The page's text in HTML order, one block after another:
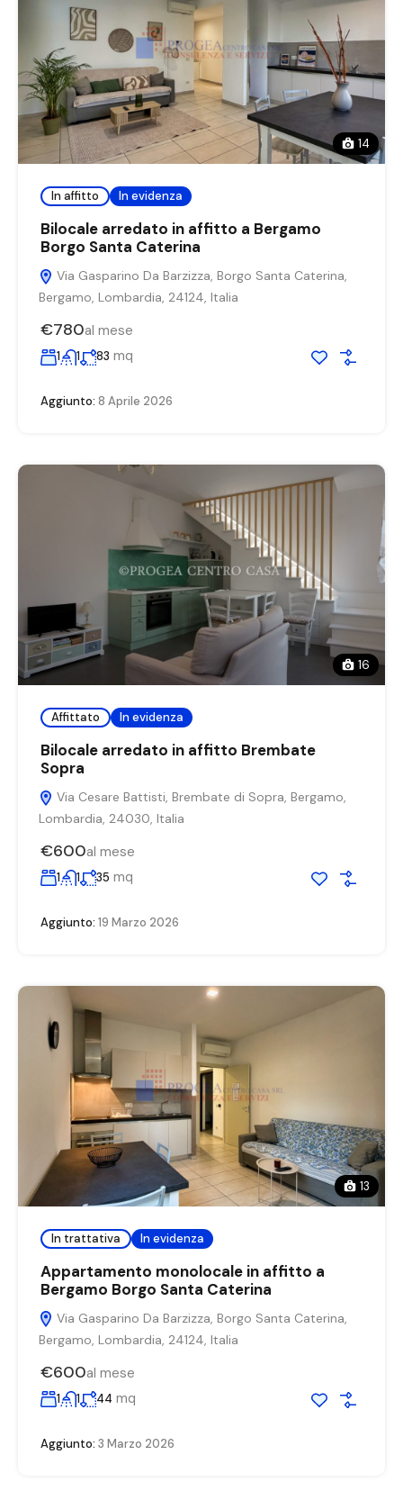
14
In affitto In evidenza
Bilocale arredato in affitto a Bergamo
Borgo Santa Caterina
Via Gasparino Da Barzizza, Borgo Santa Caterina,
Bergamo, Lombardia, 24124, Italia
€780al mese
1 1 83 mq
Aggiunto: 8 Aprile 2026
16
Affittato In evidenza
Bilocale arredato in affitto Brembate
Sopra
Via Cesare Battisti, Brembate di Sopra, Bergamo,
Lombardia, 24030, Italia
€600al mese
1 1 35 mq
Aggiunto: 19 Marzo 2026
13
In trattativa In evidenza
Appartamento monolocale in affitto a
Bergamo Borgo Santa Caterina
Via Gasparino Da Barzizza, Borgo Santa Caterina,
Bergamo, Lombardia, 24124, Italia
€600al mese
1 1 44 mq
Aggiunto: 3 Marzo 2026